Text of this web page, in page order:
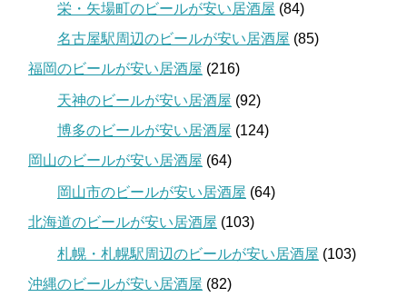
栄・矢場町のビールが安い居酒屋 (84)
名古屋駅周辺のビールが安い居酒屋 (85)
福岡のビールが安い居酒屋 (216)
天神のビールが安い居酒屋 (92)
博多のビールが安い居酒屋 (124)
岡山のビールが安い居酒屋 (64)
岡山市のビールが安い居酒屋 (64)
北海道のビールが安い居酒屋 (103)
札幌・札幌駅周辺のビールが安い居酒屋 (103)
沖縄のビールが安い居酒屋 (82)